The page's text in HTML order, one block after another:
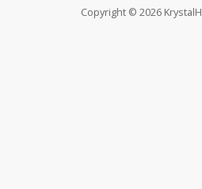
Copyright © 2026